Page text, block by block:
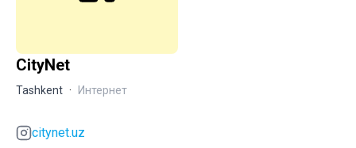
CityNet
Tashkent · Интернет
citynet.uz